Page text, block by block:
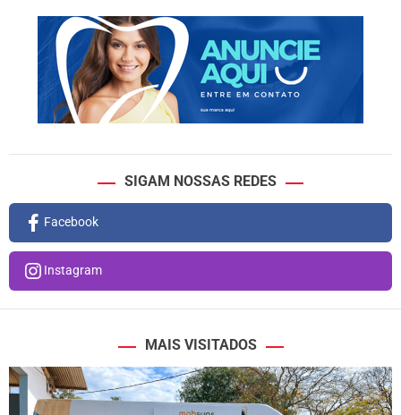
SIGAM NOSSAS REDES
Facebook
Instagram
MAIS VISITADOS